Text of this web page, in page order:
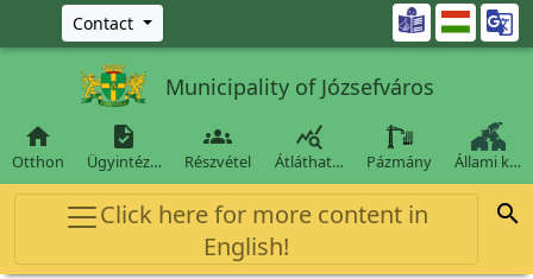
Ugrás a fő tartalomra
Contact 
Municipality of Józsefváros

Otthon

Ügyintéz…

Részvétel

Átláthat… Pázmány Állami k…
Click here for more content in
English!
